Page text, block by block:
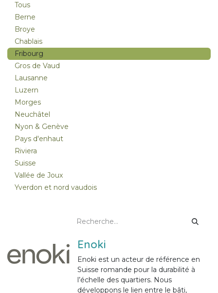
Tous
Berne
Broye
Chablais
Fribourg
Gros de Vaud
Lausanne
Luzern
Morges
Neuchâtel
Nyon & Genève
Pays d'enhaut
Riviera
Suisse
Vallée de Joux
Yverdon et nord vaudois
Enoki
Enoki est un acteur de référence en
Suisse romande pour la durabilité à
l’échelle des quartiers. Nous
développons le lien entre le bâti,